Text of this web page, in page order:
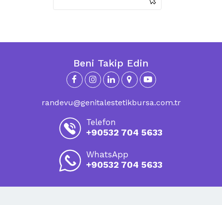
Beni Takip Edin
randevu@genitalestetikbursa.com.tr
Telefon
+90532 704 5633
WhatsApp
+90532 704 5633